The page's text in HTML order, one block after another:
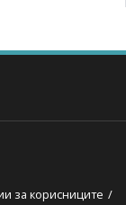
за корисниците